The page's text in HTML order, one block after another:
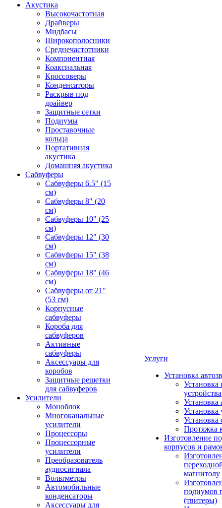
Акустика
Высокочастотная
Драйверы
Мидбасы
Широкополосники
Среднечастотники
Компонентная
Коаксиальная
Кроссоверы
Конденсаторы
Раскрыв под
драйвер
Защитные сетки
Подиумы
Проставочные
кольца
Портативная
акустика
Домашняя акустика
Сабвуферы
Сабвуферы 6.5" (15
см)
Сабвуферы 8" (20
см)
Сабвуферы 10" (25
см)
Сабвуферы 12" (30
см)
Сабвуферы 15" (38
см)
Сабвуферы 18" (46
см)
Сабвуферы от 21"
(53 см)
Корпусные
сабвуферы
Короба для
сабвуферов
Активные
сабвуферы
Аксессуары для
коробов
Защитные решетки
для сабвуферов
Усилители
Моноблок
Многоканальные
усилители
Процессоры
Процессорные
усилители
Преобразователь
аудиосигнала
Вольтметры
Автомобильные
конденсаторы
Аксессуары для
Услуги
Установка
Установка
устройства
Установка
Установка
Установка
Протяжка
Изготовление
корпусов и
подиумов
(твитеры)